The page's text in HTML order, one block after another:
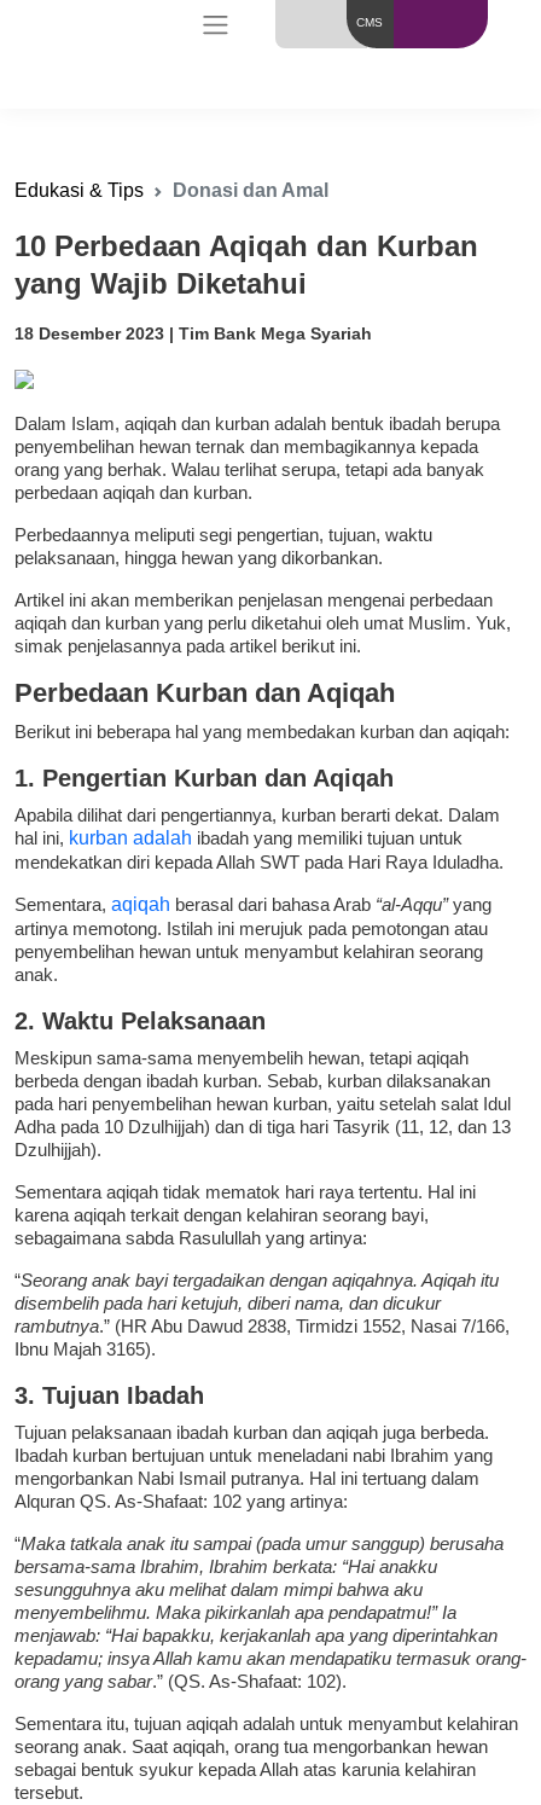
CMS
Edukasi & Tips Donasi dan Amal
10 Perbedaan Aqiqah dan Kurban
yang Wajib Diketahui
18 Desember 2023 | Tim Bank Mega Syariah
Dalam Islam, aqiqah dan kurban adalah bentuk ibadah berupa
penyembelihan hewan ternak dan membagikannya kepada
orang yang berhak. Walau terlihat serupa, tetapi ada banyak
perbedaan aqiqah dan kurban.
Perbedaannya meliputi segi pengertian, tujuan, waktu
pelaksanaan, hingga hewan yang dikorbankan.
Artikel ini akan memberikan penjelasan mengenai perbedaan
aqiqah dan kurban yang perlu diketahui oleh umat Muslim. Yuk,
simak penjelasannya pada artikel berikut ini.
Perbedaan Kurban dan Aqiqah
Berikut ini beberapa hal yang membedakan kurban dan aqiqah:
1. Pengertian Kurban dan Aqiqah
Apabila dilihat dari pengertiannya, kurban berarti dekat. Dalam
hal ini, kurban adalah ibadah yang memiliki tujuan untuk
mendekatkan diri kepada Allah SWT pada Hari Raya Iduladha.
Sementara, aqiqah berasal dari bahasa Arab “al-Aqqu”yang
artinya memotong. Istilah ini merujuk pada pemotongan atau
penyembelihan hewan untuk menyambut kelahiran seorang
anak.
2. Waktu Pelaksanaan
Meskipun sama-sama menyembelih hewan, tetapi aqiqah
berbeda dengan ibadah kurban. Sebab, kurban dilaksanakan
pada hari penyembelihan hewan kurban, yaitu setelah salat Idul
Adha pada 10 Dzulhijjah) dan di tiga hari Tasyrik (11, 12, dan 13
Dzulhijjah).
Sementara aqiqah tidak mematok hari raya tertentu. Hal ini
karena aqiqah terkait dengan kelahiran seorang bayi,
sebagaimana sabda Rasulullah yang artinya:
“Seorang anak bayi tergadaikan dengan aqiqahnya. Aqiqah itu
disembelih pada hari ketujuh, diberi nama, dan dicukur
rambutnya.” (HR Abu Dawud 2838, Tirmidzi 1552, Nasai 7/166,
Ibnu Majah 3165).
3. Tujuan Ibadah
Tujuan pelaksanaan ibadah kurban dan aqiqah juga berbeda.
Ibadah kurban bertujuan untuk meneladani nabi Ibrahim yang
mengorbankan Nabi Ismail putranya. Hal ini tertuang dalam
Alquran QS. As-Shafaat: 102 yang artinya:
“Maka tatkala anak itu sampai (pada umur sanggup) berusaha
bersama-sama Ibrahim, Ibrahim berkata: “Hai anakku
sesungguhnya aku melihat dalam mimpi bahwa aku
menyembelihmu. Maka pikirkanlah apa pendapatmu!” Ia
menjawab: “Hai bapakku, kerjakanlah apa yang diperintahkan
kepadamu; insya Allah kamu akan mendapatiku termasuk orang-
orang yang sabar.” (QS. As-Shafaat: 102).
Sementara itu, tujuan aqiqah adalah untuk menyambut kelahiran
seorang anak. Saat aqiqah, orang tua mengorbankan hewan
sebagai bentuk syukur kepada Allah atas karunia kelahiran
tersebut.